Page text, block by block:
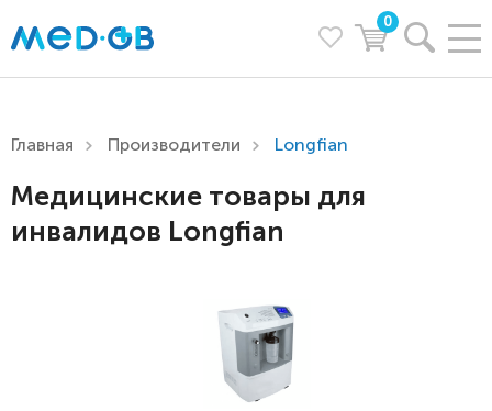
0
Главная Производители Longfian
Медицинские товары для
инвалидов Longfian